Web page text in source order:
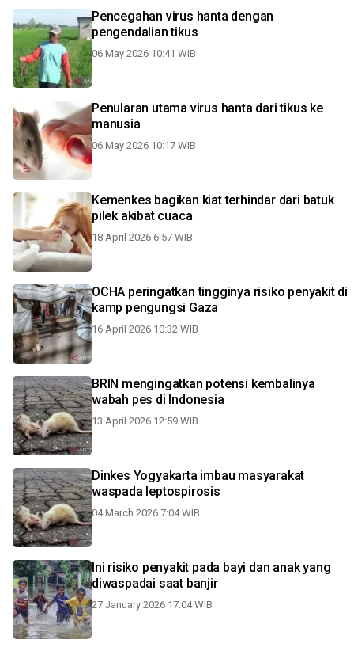
Pencegahan virus hanta dengan
pengendalian tikus
06 May 2026 10:41 WIB
Penularan utama virus hanta dari tikus ke
manusia
06 May 2026 10:17 WIB
Kemenkes bagikan kiat terhindar dari batuk
pilek akibat cuaca
18 April 2026 6:57 WIB
OCHA peringatkan tingginya risiko penyakit di
kamp pengungsi Gaza
16 April 2026 10:32 WIB
BRIN mengingatkan potensi kembalinya
wabah pes di Indonesia
13 April 2026 12:59 WIB
Dinkes Yogyakarta imbau masyarakat
waspada leptospirosis
04 March 2026 7:04 WIB
Ini risiko penyakit pada bayi dan anak yang
diwaspadai saat banjir
27 January 2026 17:04 WIB